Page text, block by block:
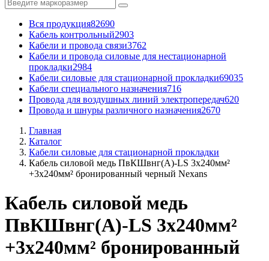
Вся продукция82690
Кабель контрольный2903
Кабели и провода связи3762
Кабели и провода силовые для нестационарной
прокладки2984
Кабели силовые для стационарной прокладки69035
Кабели специального назначения716
Провода для воздушных линий электропередач620
Провода и шнуры различного назначения2670
Главная
Каталог
Кабели силовые для стационарной прокладки
Кабель силовой медь ПвКШвнг(A)-LS 3x240мм²
+3x240мм² бронированный черный Nexans
Кабель силовой медь
ПвКШвнг(A)-LS 3x240мм²
+3x240мм² бронированный